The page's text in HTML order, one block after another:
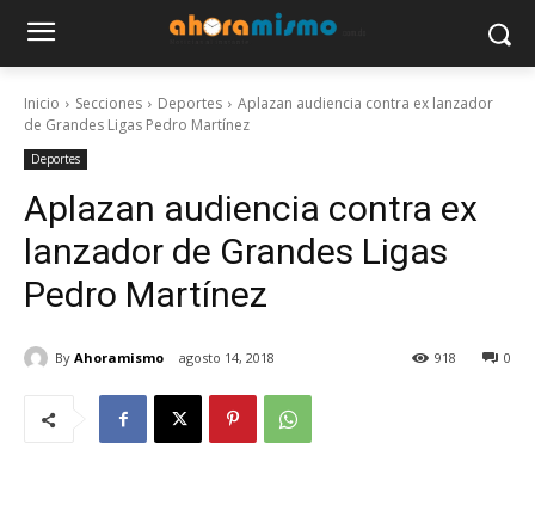
Inicio Secciones Deportes
Aplazan audiencia contra ex lanzador
de Grandes Ligas Pedro Martínez
Deportes
Aplazan audiencia contra ex
lanzador de Grandes Ligas
Pedro Martínez
By Ahoramismo agosto 14, 2018 0
918